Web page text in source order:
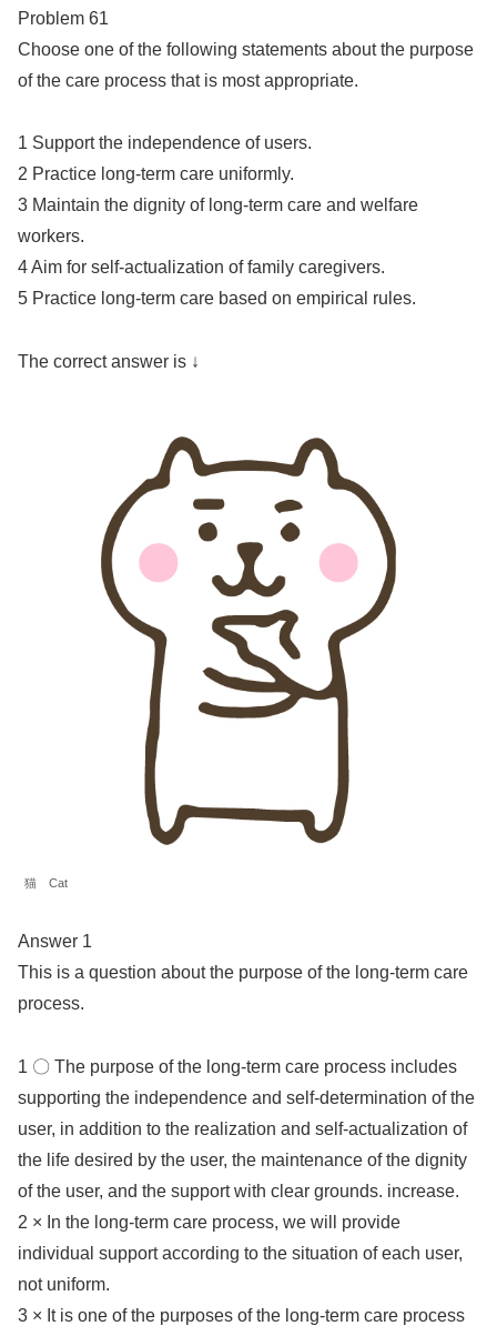
Problem 61
Choose one of the following statements about the purpose
of the care process that is most appropriate.
1 Support the independence of users.
2 Practice long-term care uniformly.
3 Maintain the dignity of long-term care and welfare
workers.
4 Aim for self-actualization of family caregivers.
5 Practice long-term care based on empirical rules.
The correct answer is ↓
猫 Cat
Answer 1
This is a question about the purpose of the long-term care
process.
1 〇 The purpose of the long-term care process includes
supporting the independence and self-determination of the
user, in addition to the realization and self-actualization of
the life desired by the user, the maintenance of the dignity
of the user, and the support with clear grounds. increase.
2 × In the long-term care process, we will provide
individual support according to the situation of each user,
not uniform.
3 × It is one of the purposes of the long-term care process